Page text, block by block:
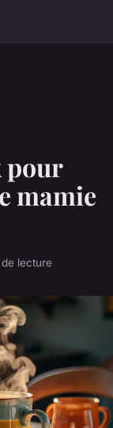
pour
mamie
de lecture